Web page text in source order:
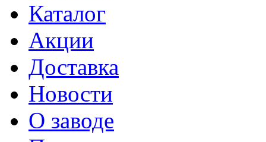
Каталог
Акции
Доставка
Новости
О заводе